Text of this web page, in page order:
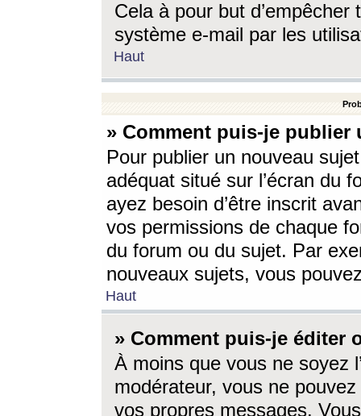
Cela à pour but
système e-mail par les
Haut
» Comment puis-je
Pour publier un nouveau
adéquat situé sur l’écran du
ayez besoin d’être inscrit
vos permissions de chaque
du forum ou du sujet. Par
nouveaux sujets, vous
Haut
» Comment puis-je éditer
À moins que vous ne soyez
modérateur, vous ne
vos propres messages.